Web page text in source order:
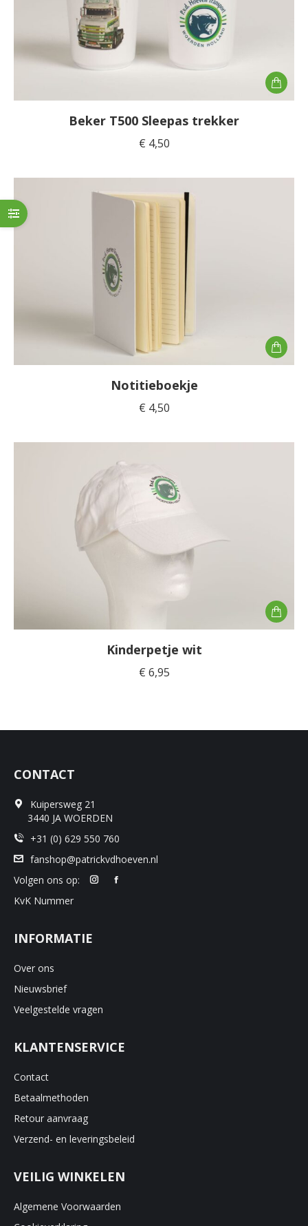
Beker T500 Sleepas trekker
€ 4,50
Notitieboekje
€ 4,50
Kinderpetje wit
€ 6,95
CONTACT
Kuipersweg 21
3440 JA WOERDEN
+31 (0) 629 550 760
fanshop@patrickvdhoeven.nl
Volgen ons op:
KvK Nummer
INFORMATIE
Over ons
Nieuwsbrief
Veelgestelde vragen
KLANTENSERVICE
Contact
Betaalmethoden
Retour aanvraag
Verzend- en leveringsbeleid
VEILIG WINKELEN
Algemene Voorwaarden